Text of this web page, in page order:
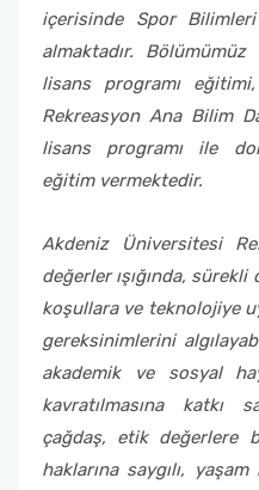
içerisinde Spor
almaktadır.
lisans programı
Rekreasyon Ana Bilim
lisans programı ile
eğitim vermektedir.
Akdeniz Üniversitesi
değerler ışığında,
koşullara ve teknolojiye
gereksinimlerini
akademik ve sosyal
kavratılmasına katkı
çağdaş, etik değerlere
haklarına saygılı,